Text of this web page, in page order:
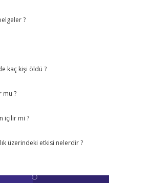
?
kaç kişi öldü ?
mu ?
içilir mi ?
üzerindeki etkisi nelerdir ?